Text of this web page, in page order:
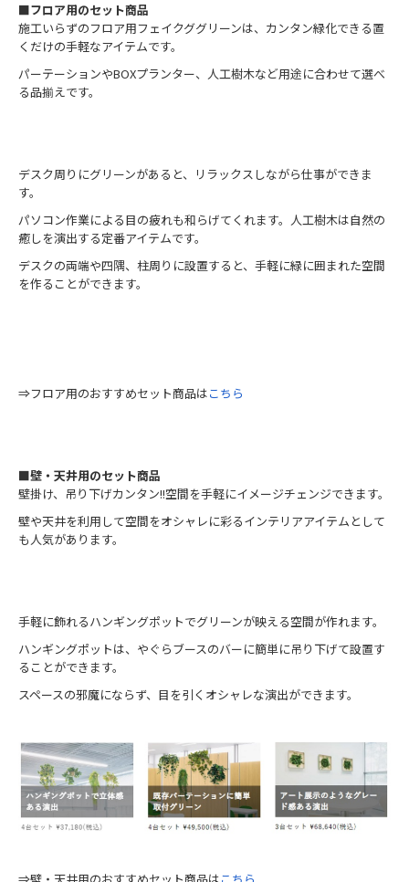
■フロア用のセット商品
施工いらずのフロア用フェイクググリーンは、カンタン緑化できる置
くだけの手軽なアイテムです。
パーテーションやBOXプランター、人工樹木など用途に合わせて選べ
る品揃えです。
デスク周りにグリーンがあると、リラックスしながら仕事ができま
す。
パソコン作業による目の疲れも和らげてくれます。人工樹木は自然の
癒しを演出する定番アイテムです。
デスクの両端や四隅、柱周りに設置すると、手軽に緑に囲まれた空間
を作ることができます。
⇒フロア用のおすすめセット商品はこちら
■壁・天井用のセット商品
壁掛け、吊り下げカンタン!!空間を手軽にイメージチェンジできます。
壁や天井を利用して空間をオシャレに彩るインテリアアイテムとして
も人気があります。
手軽に飾れるハンギングポットでグリーンが映える空間が作れます。
ハンギングポットは、やぐらブースのバーに簡単に吊り下げて設置す
ることができます。
スペースの邪魔にならず、目を引くオシャレな演出ができます。